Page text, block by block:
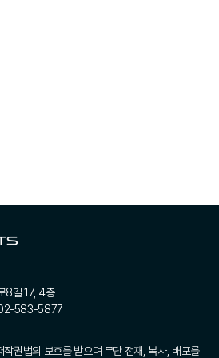
8길 17, 4층
583-5877
권법의 보호를 받으며 무단 전재, 복사, 배포를